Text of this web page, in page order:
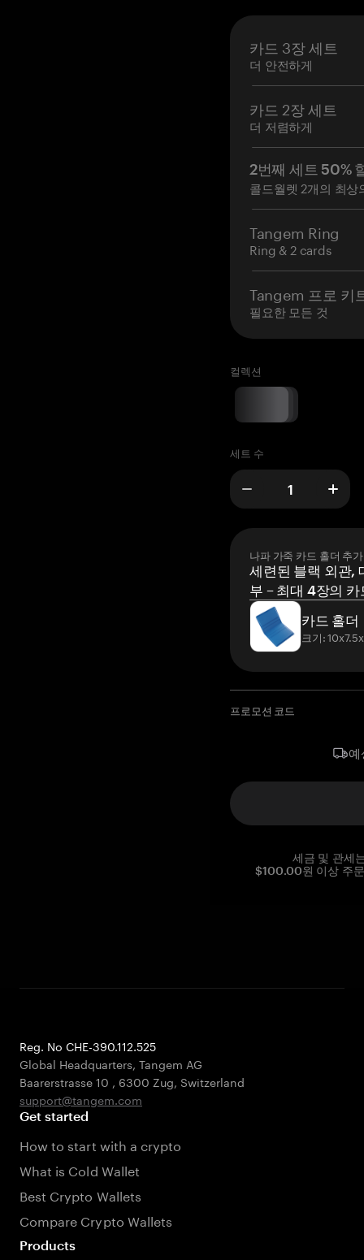
카드 3장 세트
더 안전하게
카드 2장 세트
더 저렴하게
2번째 세트 50%
콜드월렛 2개의 최상
Tangem Ring
Ring & 2 cards
Tangem 프로 키
필요한 모든 것
컬렉션
세트 수
나파 가죽 카드 홀더 추가
세련된 블랙 외관,
부 – 최대 4장의
카드 홀더
크기:
프로모션 코드
예
세금 및 관세
$100.00원 이상 주
Reg. No CHE-390.112.525
Global Headquarters, Tangem AG
Baarerstrasse 10 , 6300 Zug, Switzerland
support@tangem.com
Get started
How to start with a crypto
What is Cold Wallet
Best Crypto Wallets
Compare Crypto Wallets
Products